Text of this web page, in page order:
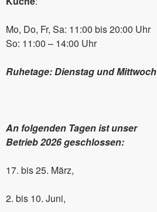
Mo, Do, Fr, Sa: 11:00 bis 20:00 Uhr
So: 11:00 – 14:00 Uhr
Ruhetage: Dienstag und Mittwoch
An folgenden Tagen ist unser
Betrieb 2026 geschlossen:
17. bis 25. März,
2. bis 10. Juni,